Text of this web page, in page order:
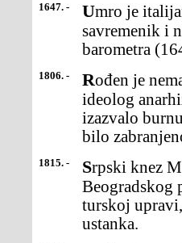
1647. - Umro je italijanski matematičar i fizičar Evangelista Toričeli,
savremenik i
barometra
1806. - Rođen je nemački filozof Kaspar Šmit, poznatkao Maks Štirner,
ideolog
izazvalo
bilo
1815. - Srpski knez Miloš Obrenović postigao je sporazum savezirom
Beogradskog
turskoj
ustanka.